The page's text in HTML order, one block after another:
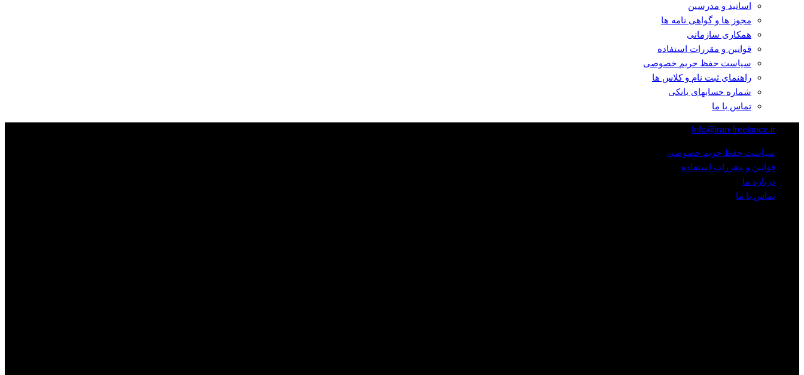
اساتید و مدرسین
مجوز ها و گواهی نامه ها
همکاری سازمانی
قوانین و مقررات استفاده
سیاست حفظ حریم خصوصی
راهنمای ثبت نام و کلاس ها
شماره حسابهای بانکی
تماس با ما
Info@iran-freelance.ir
سیاست حفظ حریم خصوصی
قوانین و مقررات استفاده
درباره ما
تماس با ما